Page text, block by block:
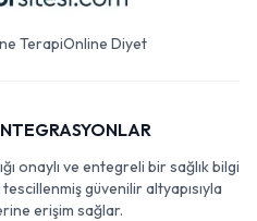
TerapiOnline Diyet
onaylı ve entegreli bir sağlık bilgi
güvenilir altyapısıyla
erişim sağlar.